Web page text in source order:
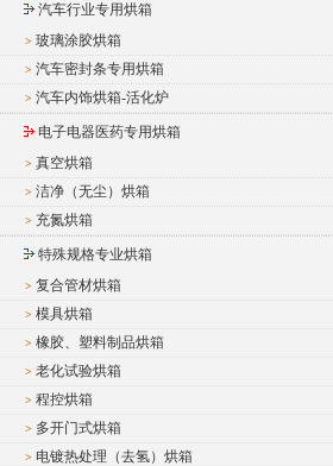
汽车行业专用烘箱
> 玻璃涂胶烘箱
> 汽车密封条专用烘箱
> 汽车内饰烘箱-活化炉
电子电器医药专用烘箱
> 真空烘箱
> 洁净（无尘）烘箱
> 充氮烘箱
特殊规格专业烘箱
> 复合管材烘箱
> 模具烘箱
> 橡胶、塑料制品烘箱
> 老化试验烘箱
> 程控烘箱
> 多开门式烘箱
> 电镀热处理（去氢）烘箱